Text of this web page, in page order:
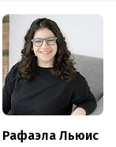
Рафаэла Льюис